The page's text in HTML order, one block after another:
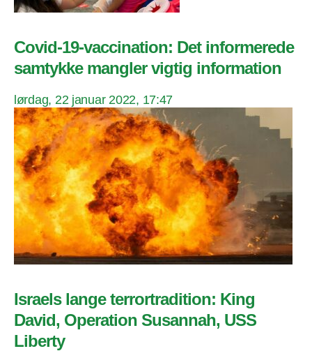
Covid-19-vaccination: Det informerede
samtykke mangler vigtig information
lørdag, 22 januar 2022, 17:47
Israels lange terrortradition: King
David, Operation Susannah, USS
Liberty